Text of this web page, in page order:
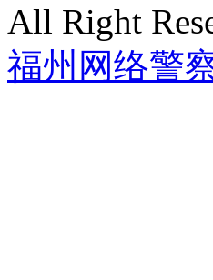
All Right
福州网络警